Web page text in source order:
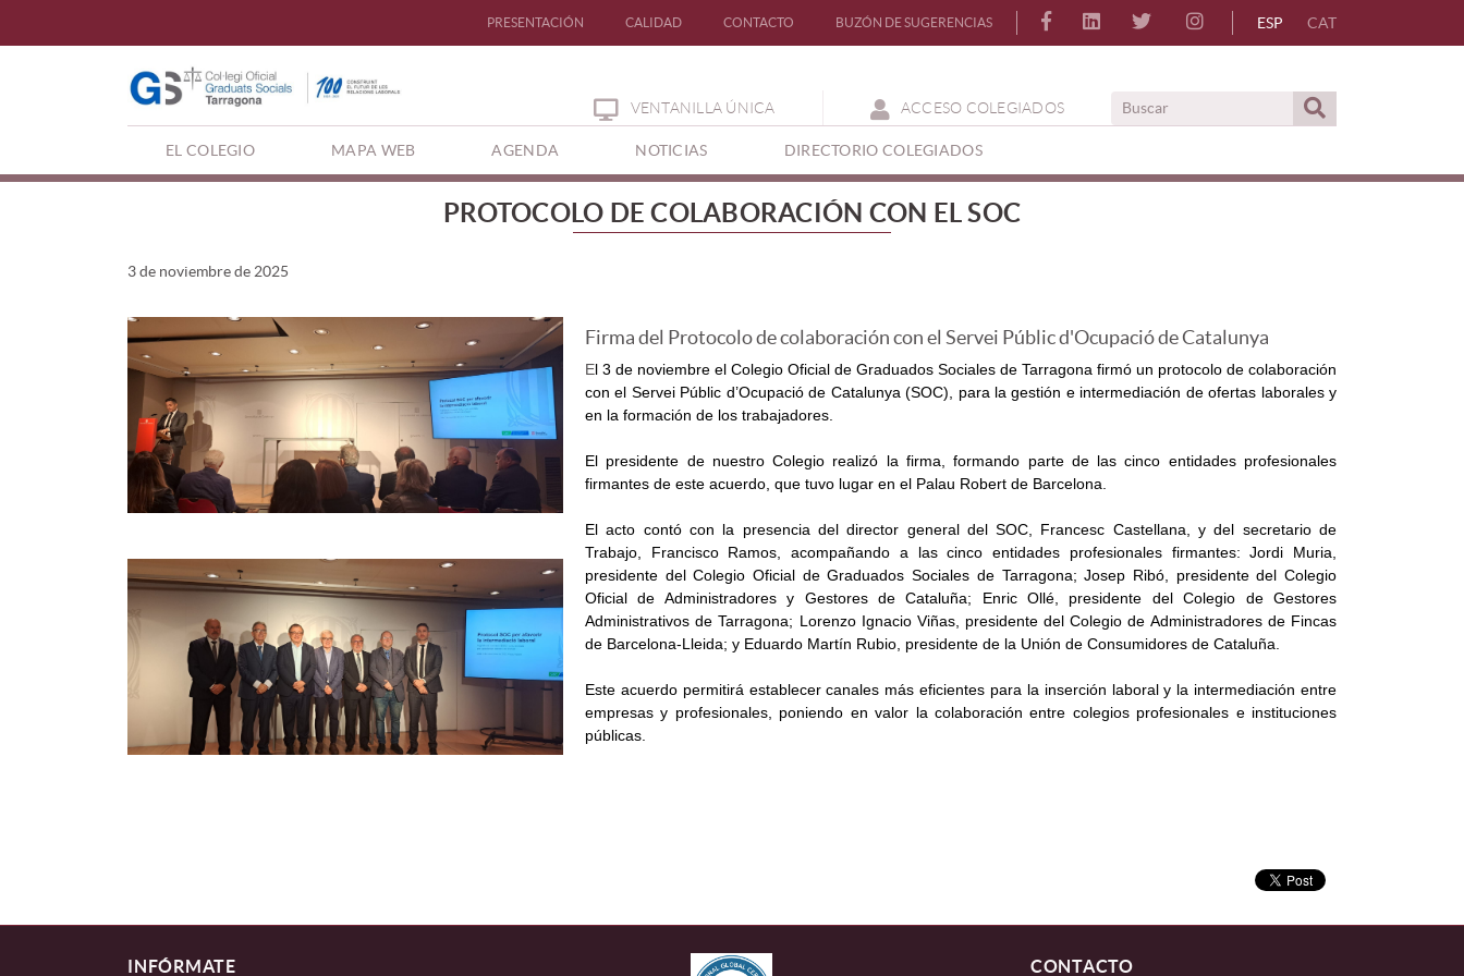
ESP CAT
PRESENTACIÓN CALIDAD CONTACTO BUZÓN DE SUGERENCIAS
ACCESO COLEGIADOS
VENTANILLA ÚNICA
EL COLEGIO MAPA WEB AGENDA NOTICIAS(CURRENT)DIRECTORIO COLEGIADOS
PROTOCOLO DE COLABORACIÓN CON EL SOC
3 de noviembre de 2025
Firma del Protocolo de colaboración con el Servei Públic d'Ocupació de Catalunya
El 3 de noviembre el Colegio Oficial de Graduados Sociales de Tarragona firmó un protocolo de colaboración
con el Servei Públic d’Ocupació de Catalunya (SOC), para la gestión e intermediación de ofertas laborales y
en la formación de los trabajadores.
El presidente de nuestro Colegio realizó la firma, formando parte de las cinco entidades profesionales
firmantes de este acuerdo, que tuvo lugar en el Palau Robert de Barcelona.
El acto contó con la presencia del director general del SOC, Francesc Castellana, y del secretario de
Trabajo, Francisco Ramos, acompañando a las cinco entidades profesionales firmantes: Jordi Muria,
presidente del Colegio Oficial de Graduados Sociales de Tarragona; Josep Ribó, presidente del Colegio
Oficial de Administradores y Gestores de Cataluña; Enric Ollé, presidente del Colegio de Gestores
Administrativos de Tarragona; Lorenzo Ignacio Viñas, presidente del Colegio de Administradores de Fincas
de Barcelona-Lleida; y Eduardo Martín Rubio, presidente de la Unión de Consumidores de Cataluña.
Este acuerdo permitirá establecer canales más eficientes para la inserción laboral y la intermediación entre
empresas y profesionales, poniendo en valor la colaboración entre colegios profesionales e instituciones
públicas.
INFÓRMATE CONTACTO